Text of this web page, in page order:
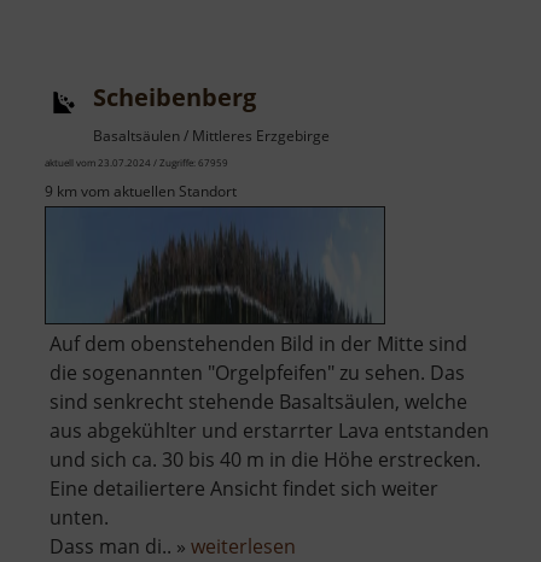
Scheibenberg
Basaltsäulen / Mittleres Erzgebirge
aktuell vom 23.07.2024 / Zugriffe: 67959
9 km vom aktuellen Standort
Auf dem obenstehenden Bild in der Mitte sind
die sogenannten "Orgelpfeifen" zu sehen. Das
sind senkrecht stehende Basaltsäulen, welche
aus abgekühlter und erstarrter Lava entstanden
und sich ca. 30 bis 40 m in die Höhe erstrecken.
Eine detailiertere Ansicht findet sich weiter
unten.
Dass man di.. » weiterlesen